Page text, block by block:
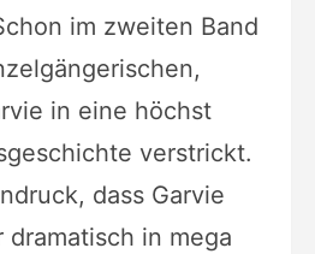
im zweiten Band
in eine höchst
verstrickt.
dass Garvie
dramatisch in mega